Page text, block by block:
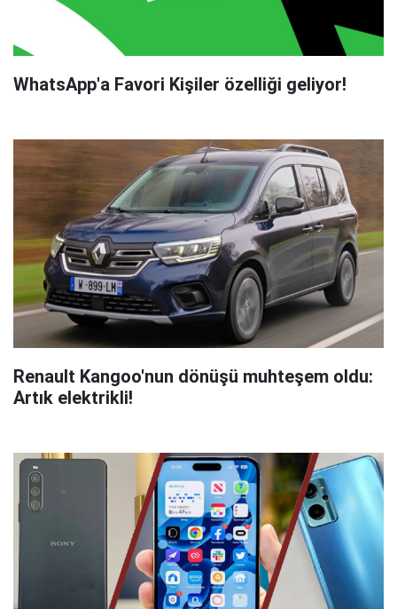
WhatsApp'a Favori Kişiler özelliği geliyor!
Renault Kangoo'nun dönüşü muhteşem oldu:
Artık elektrikli!